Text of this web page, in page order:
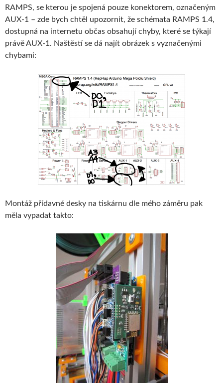
RAMPS, se kterou je spojená pouze konektorem, označeným
AUX-1 – zde bych chtěl upozornit, že schémata RAMPS 1.4,
dostupná na internetu občas obsahují chyby, které se týkají
právě AUX-1. Naštěstí se dá najít obrázek s vyznačenými
chybami:
Montáž přídavné desky na tiskárnu dle mého záměru pak
měla vypadat takto: